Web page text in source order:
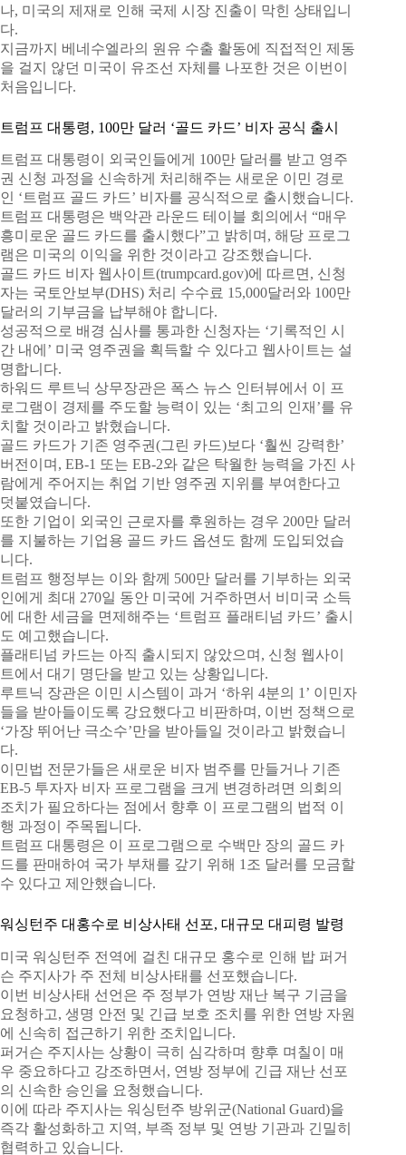
나, 미국의 제재로 인해 국제 시장 진출이 막힌 상태입니
다.
지금까지 베네수엘라의 원유 수출 활동에 직접적인 제동
을 걸지 않던 미국이 유조선 자체를 나포한 것은 이번이
처음입니다.
트럼프 대통령, 100만 달러 ‘골드 카드’ 비자 공식 출시
트럼프 대통령이 외국인들에게 100만 달러를 받고 영주
권 신청 과정을 신속하게 처리해주는 새로운 이민 경로
인 ‘트럼프 골드 카드’ 비자를 공식적으로 출시했습니다.
트럼프 대통령은 백악관 라운드 테이블 회의에서 “매우
흥미로운 골드 카드를 출시했다”고 밝히며, 해당 프로그
램은 미국의 이익을 위한 것이라고 강조했습니다.
골드 카드 비자 웹사이트(trumpcard.gov)에 따르면, 신청
자는 국토안보부(DHS) 처리 수수료 15,000달러와 100만
달러의 기부금을 납부해야 합니다.
성공적으로 배경 심사를 통과한 신청자는 ‘기록적인 시
간 내에’ 미국 영주권을 획득할 수 있다고 웹사이트는 설
명합니다.
하워드 루트닉 상무장관은 폭스 뉴스 인터뷰에서 이 프
로그램이 경제를 주도할 능력이 있는 ‘최고의 인재’를 유
치할 것이라고 밝혔습니다.
골드 카드가 기존 영주권(그린 카드)보다 ‘훨씬 강력한’
버전이며, EB-1 또는 EB-2와 같은 탁월한 능력을 가진 사
람에게 주어지는 취업 기반 영주권 지위를 부여한다고
덧붙였습니다.
또한 기업이 외국인 근로자를 후원하는 경우 200만 달러
를 지불하는 기업용 골드 카드 옵션도 함께 도입되었습
니다.
트럼프 행정부는 이와 함께 500만 달러를 기부하는 외국
인에게 최대 270일 동안 미국에 거주하면서 비미국 소득
에 대한 세금을 면제해주는 ‘트럼프 플래티넘 카드’ 출시
도 예고했습니다.
플래티넘 카드는 아직 출시되지 않았으며, 신청 웹사이
트에서 대기 명단을 받고 있는 상황입니다.
루트닉 장관은 이민 시스템이 과거 ‘하위 4분의 1’ 이민자
들을 받아들이도록 강요했다고 비판하며, 이번 정책으로
‘가장 뛰어난 극소수’만을 받아들일 것이라고 밝혔습니
다.
이민법 전문가들은 새로운 비자 범주를 만들거나 기존
EB-5 투자자 비자 프로그램을 크게 변경하려면 의회의
조치가 필요하다는 점에서 향후 이 프로그램의 법적 이
행 과정이 주목됩니다.
트럼프 대통령은 이 프로그램으로 수백만 장의 골드 카
드를 판매하여 국가 부채를 갚기 위해 1조 달러를 모금할
수 있다고 제안했습니다.
워싱턴주 대홍수로 비상사태 선포, 대규모 대피령 발령
미국 워싱턴주 전역에 걸친 대규모 홍수로 인해 밥 퍼거
슨 주지사가 주 전체 비상사태를 선포했습니다.
이번 비상사태 선언은 주 정부가 연방 재난 복구 기금을
요청하고, 생명 안전 및 긴급 보호 조치를 위한 연방 자원
에 신속히 접근하기 위한 조치입니다.
퍼거슨 주지사는 상황이 극히 심각하며 향후 며칠이 매
우 중요하다고 강조하면서, 연방 정부에 긴급 재난 선포
의 신속한 승인을 요청했습니다.
이에 따라 주지사는 워싱턴주 방위군(National Guard)을
즉각 활성화하고 지역, 부족 정부 및 연방 기관과 긴밀히
협력하고 있습니다.